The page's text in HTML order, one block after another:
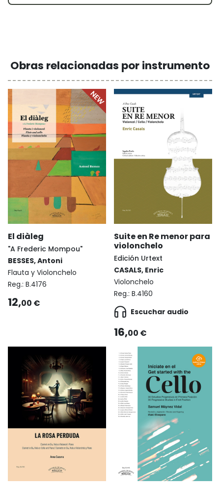
Obras relacionadas por instrumento
El diàleg
"A Frederic Mompou"
BESSES, Antoni
Flauta y Violonchelo
Reg.: B.4176
12,00 €
Suite en Re menor para
violonchelo
Edición Urtext
CASALS, Enric
Violonchelo
Reg.: B.4160
Escuchar audio
16,00 €